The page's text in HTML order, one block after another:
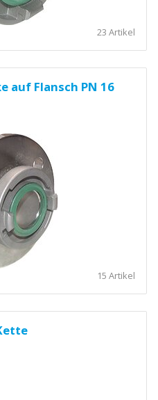
23 Artikel
auf Flansch PN 16
15 Artikel